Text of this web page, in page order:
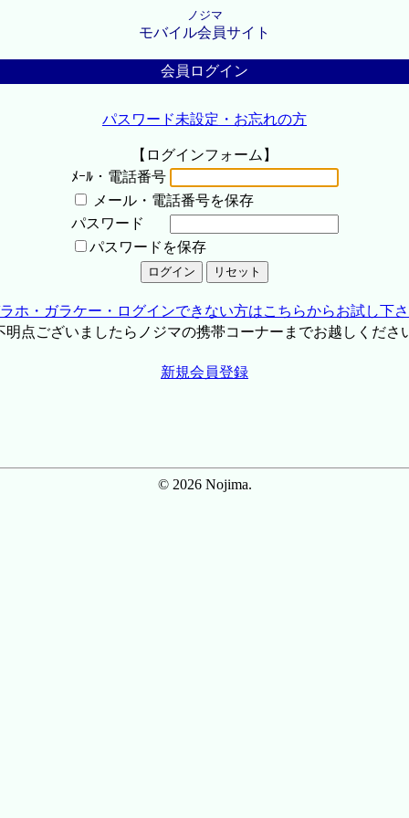
ノジマ
モバイル会員サイト
会員ログイン
パスワード未設定・お忘れの方
【ログインフォーム】
ﾒｰﾙ・電話番号
メール・電話番号を保存
パスワード
パスワードを保存
ホ・ガラケー・ログインできない方はこちらからお試し下
点ございましたらノジマの携帯コーナーまでお越しくださ
新規会員登録
© 2026 Nojima.